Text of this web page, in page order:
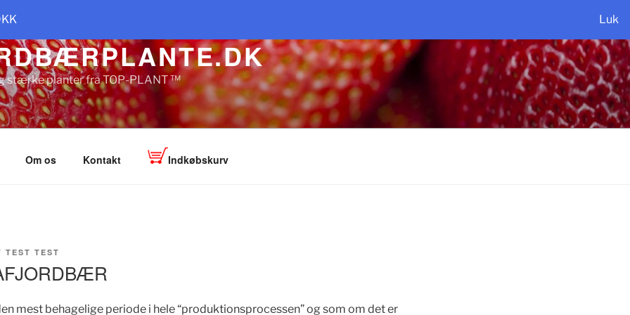
Luk
stærke planter fra TOP-PLANT ™
Om os Kontakt Indkøbskurv
TEST TEST
mest behagelige periode i hele “produktionsprocessen” og som om det er